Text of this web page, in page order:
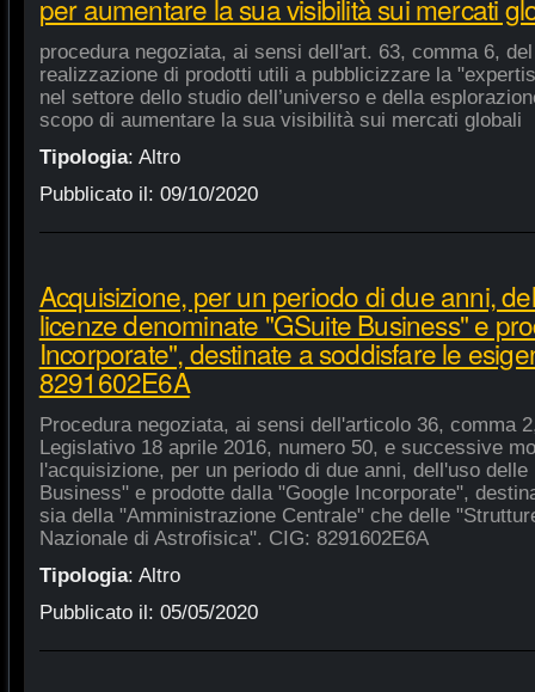
per aumentare la sua visibilità sui mercati
procedura negoziata, ai sensi dell'art. 63, comma 6,
realizzazione di prodotti utili a pubblicizzare la
nel settore dello studio dell’universo e della
scopo di aumentare la sua visibilità sui mercati globali
Tipologia: Altro
Pubblicato il: 09/10/2020
Acquisizione, per un periodo di due anni,
licenze denominate "GSuite Business" e
Incorporate", destinate a soddisfare le
8291602E6A
Procedura negoziata, ai sensi dell'articolo 36, comma
Legislativo 18 aprile 2016, numero 50, e successive
l'acquisizione, per un periodo di due anni, dell'uso
Business" e prodotte dalla "Google Incorporate",
sia della "Amministrazione Centrale" che delle
Nazionale di Astrofisica". CIG: 8291602E6A
Tipologia: Altro
Pubblicato il: 05/05/2020